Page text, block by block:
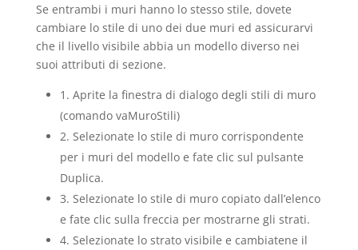
Se entrambi i muri hanno lo stesso stile, dovete
cambiare lo stile di uno dei due muri ed assicurarvi
che il livello visibile abbia un modello diverso nei
suoi attributi di sezione.
1. Aprite la finestra di dialogo degli stili di muro
(comando vaMuroStili)
2. Selezionate lo stile di muro corrispondente
per i muri del modello e fate clic sul pulsante
Duplica.
3. Selezionate lo stile di muro copiato dall’elenco
e fate clic sulla freccia per mostrarne gli strati.
4. Selezionate lo strato visibile e cambiatene il